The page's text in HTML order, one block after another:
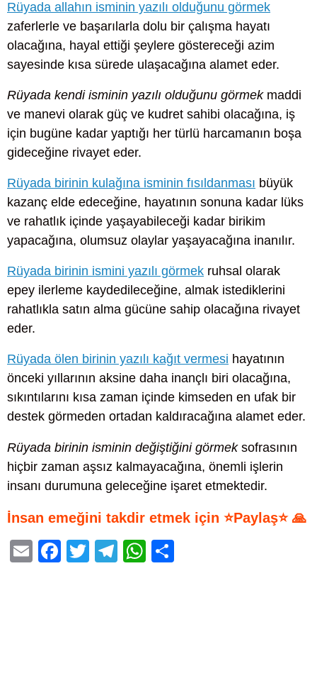
Rüyada allahın isminin yazılı olduğunu görmek
zaferlerle ve başarılarla dolu bir çalışma hayatı
olacağına, hayal ettiği şeylere göstereceği azim
sayesinde kısa sürede ulaşacağına alamet eder.
Rüyada kendi isminin yazılı olduğunu görmekmaddi
ve manevi olarak güç ve kudret sahibi olacağına, iş
için bugüne kadar yaptığı her türlü harcamanın boşa
gideceğine rivayet eder.
Rüyada birinin kulağına isminin fısıldanması büyük
kazanç elde edeceğine, hayatının sonuna kadar lüks
ve rahatlık içinde yaşayabileceği kadar birikim
yapacağına, olumsuz olaylar yaşayacağına inanılır.
Rüyada birinin ismini yazılı görmek ruhsal olarak
epey ilerleme kaydedileceğine, almak istediklerini
rahatlıkla satın alma gücüne sahip olacağına rivayet
eder.
Rüyada ölen birinin yazılı kağıt vermesi hayatının
önceki yıllarının aksine daha inançlı biri olacağına,
sıkıntılarını kısa zaman içinde kimseden en ufak bir
destek görmeden ortadan kaldıracağına alamet eder.
Rüyada birinin isminin değiştiğini görmeksofrasının
hiçbir zaman aşsız kalmayacağına, önemli işlerin
insanı durumuna geleceğine işaret etmektedir.
İnsan emeğini takdir etmek için ⭐Paylaş⭐ 🙏
E
F
T
T
W